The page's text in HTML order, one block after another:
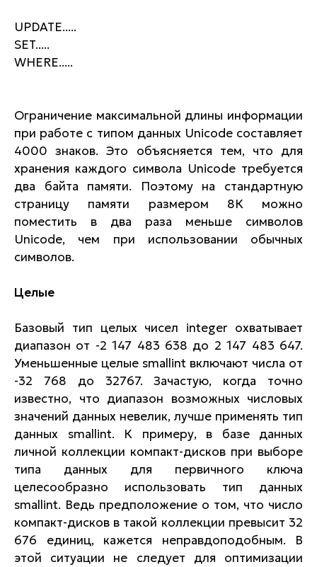
UPDATE.....
SET.....
WHERE.....
Ограничение максимальной длины информации
при работе с типом данных Unicode составляет
4000 знаков. Это объясняется тем, что для
хранения каждого символа Unicode требуется
два байта памяти. Поэтому на стандартную
страницу памяти размером 8К можно
поместить в два раза меньше символов
Unicode, чем при использовании обычных
символов.
Целые
Базовый тип целых чисел integer охватывает
диапазон от -2 147 483 638 до 2 147 483 647.
Уменьшенные целые smallint включают числа от
-32 768 до 32767. Зачастую, когда точно
известно, что диапазон возможных числовых
значений данных невелик, лучше применять тип
данных smallint. К примеру, в базе данных
личной коллекции компакт-дисков при выборе
типа данных для первичного ключа
целесообразно использовать тип данных
smallint. Ведь предположение о том, что число
компакт-дисков в такой коллекции превысит 32
676 единиц, кажется неправдоподобным. В
этой ситуации не следует для оптимизации